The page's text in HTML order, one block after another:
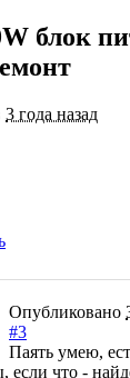
блок
3 года назад
Опубликовано
#3
Паять умею,
если что -